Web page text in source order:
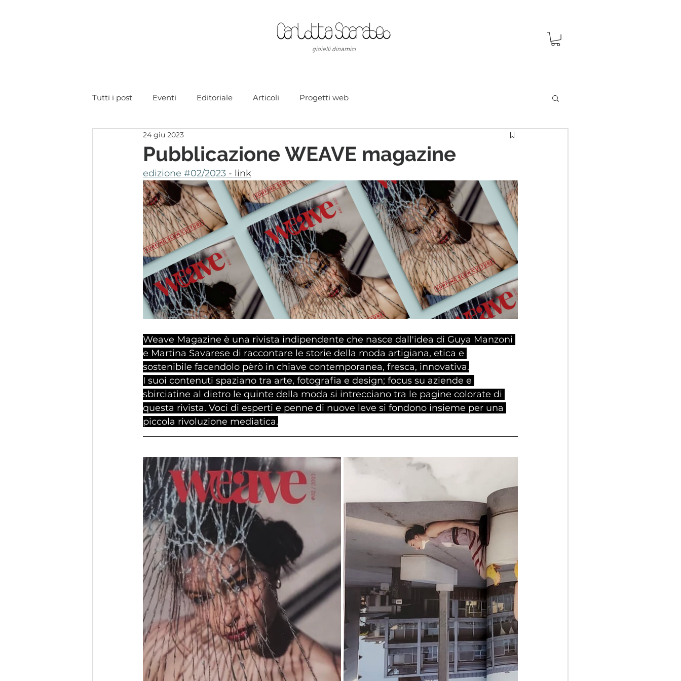
gioielli dinamici
Tutti i post Eventi Editoriale Articoli Progetti web
Pubblicazione WEAVE magazine
24 giu 2023
edizione #02/2023 - link
Weave Magazine è una rivista indipendente che nasce dall'idea di Guya Manzoni
e Martina Savarese di raccontare le storie della moda artigiana, etica e
sostenibile facendolo pèrò in chiave contemporanea, fresca, innovativa.
I suoi contenuti spaziano tra arte, fotografia e design; focus su aziende e
sbirciatine al dietro le quinte della moda si intrecciano tra le pagine colorate di
questa rivista. Voci di esperti e penne di nuove leve si fondono insieme per una
piccola rivoluzione mediatica.